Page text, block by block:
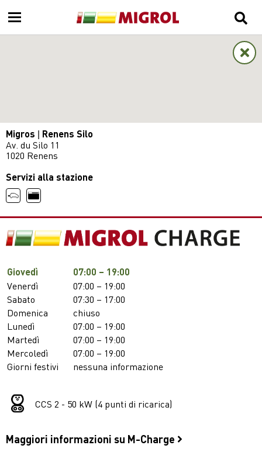
Migros | Renens Silo
Av. du Silo 11
1020 Renens
Servizi alla stazione
Giovedì 07:00 – 19:00
Venerdì
07:00 – 19:00
Sabato
07:30 – 17:00
Domenica
chiuso
Lunedì
07:00 – 19:00
Martedì
07:00 – 19:00
Mercoledì
07:00 – 19:00
Giorni festivi
nessuna informazione
CCS 2 - 50 kW (4 punti di ricarica)
Maggiori informazioni su M-Charge